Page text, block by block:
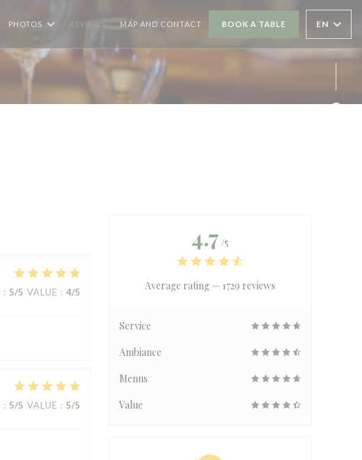
PHOTOS REVIEWS MAP AND CONTACT BOOK A TABLE EN
: 5/5 VALUE : 4/5
: 5/5 VALUE : 5/5
4.7 /5
Average rating — 1729 reviews
Service
Ambiance
Menus
Value